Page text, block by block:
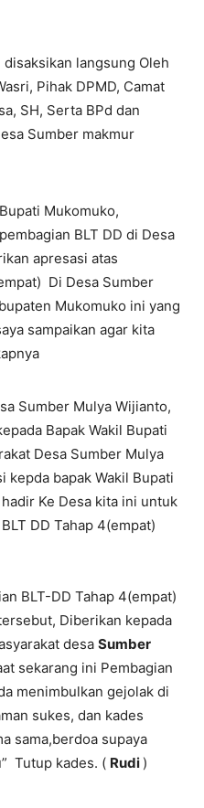
langsung Oleh
Pihak DPMD, Camat
SH, Serta BPd dan
Sumber makmur
Mukomuko,
BLT DD di Desa
apresasi atas
Di Desa Sumber
Mukomuko ini yang
sampaikan agar kita
Sumber Mulya Wijianto,
Bapak Wakil Bupati
Desa Sumber Mulya
kepda bapak Wakil Bupati
Ke Desa kita ini untuk
DD Tahap 4(empat)
BLT-DD Tahap 4(empat)
Diberikan kepada
desa Sumber
sekarang ini Pembagian
menimbulkan gejolak di
sukes, dan kades
sama,berdoa supaya
Tutup kades. ( Rudi )